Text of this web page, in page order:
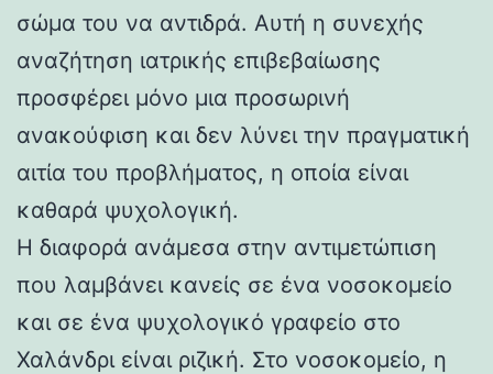
σώμα του να αντιδρά. Αυτή η συνεχής
αναζήτηση ιατρικής επιβεβαίωσης
προσφέρει μόνο μια προσωρινή
ανακούφιση και δεν λύνει την πραγματική
αιτία του προβλήματος, η οποία είναι
καθαρά ψυχολογική.
Η διαφορά ανάμεσα στην αντιμετώπιση
που λαμβάνει κανείς σε ένα νοσοκομείο
και σε ένα ψυχολογικό γραφείο στο
Χαλάνδρι είναι ριζική. Στο νοσοκομείο, η